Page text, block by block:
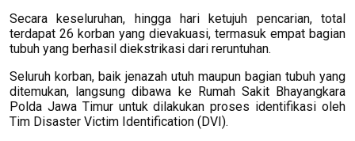
Secara keseluruhan, hingga hari ketujuh pencarian, total
terdapat 26 korban yang dievakuasi, termasuk empat bagian
tubuh yang berhasil diekstrikasi dari reruntuhan.
Seluruh korban, baik jenazah utuh maupun bagian tubuh yang
ditemukan, langsung dibawa ke Rumah Sakit Bhayangkara
Polda Jawa Timur untuk dilakukan proses identifikasi oleh
Tim Disaster Victim Identification (DVI).